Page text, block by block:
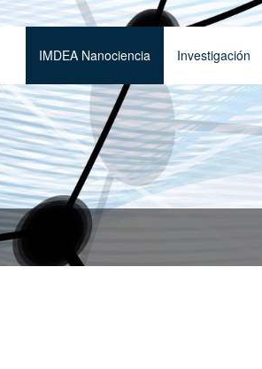
IMDEA Nanociencia Investigación